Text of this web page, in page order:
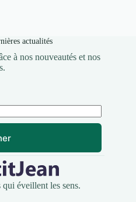
actualités
à nos nouveautés et nos
qui éveillent les sens.